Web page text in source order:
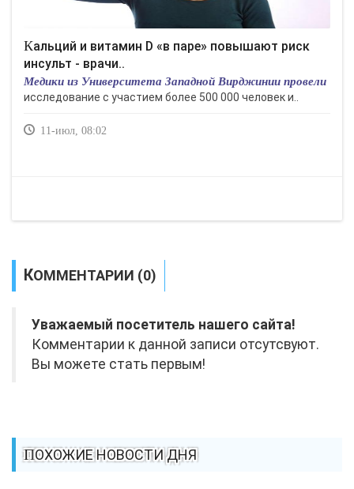
Кальций и витамин D «в паре» повышают риск
инсульт - врачи..
Медики из Университета Западной Вирджинии провели
исследование с участием более 500 000 человек и..
11-июл, 08:02
КОММЕНТАРИИ (0)
Уважаемый посетитель нашего сайта!
Комментарии к данной записи отсутсвуют.
Вы можете стать первым!
ПОХОЖИЕ НОВОСТИ ДНЯ